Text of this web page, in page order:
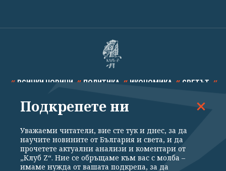
ВСИЧКИ НОВИНИ ПОЛИТИКА ИКОНОМИКА СВЕТЪТ
СПОРТ КУЛТУРА ТЕХНОЛОГИИ КАЛЕЙДОСКОП
Подкрепете ни
Уважаеми читатели, вие сте тук и днес, за да
научите новините от България и света, и да
прочетете актуални анализи и коментари от
„Клуб Z“. Ние се обръщаме към вас с молба –
имаме нужда от вашата подкрепа, за да